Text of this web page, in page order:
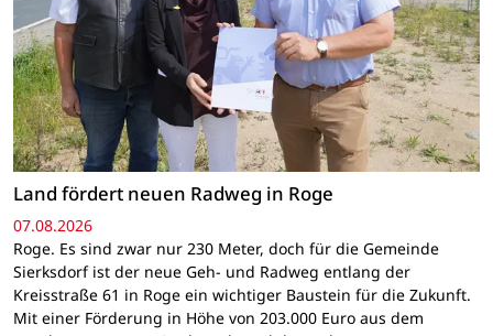
Land fördert neuen Radweg in Roge
07.08.2026
Roge. Es sind zwar nur 230 Meter, doch für die Gemeinde
Sierksdorf ist der neue Geh- und Radweg entlang der
Kreisstraße 61 in Roge ein wichtiger Baustein für die Zukunft.
Mit einer Förderung in Höhe von 203.000 Euro aus dem